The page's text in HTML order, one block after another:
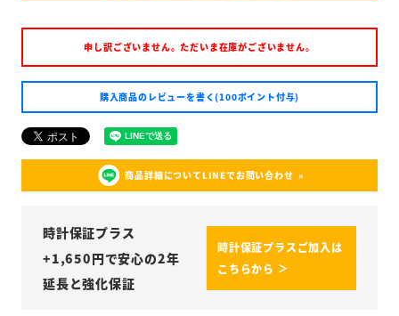
申し訳ございません。ただいま在庫がございません。
購入商品のレビューを書く(100ポイント付与)
商品詳細についてLINEでお問い合わせ
時計保証プラス
+1,650円で安心の2年
延長と強化保証
時計保証プラスご加入は
こちらから ＞